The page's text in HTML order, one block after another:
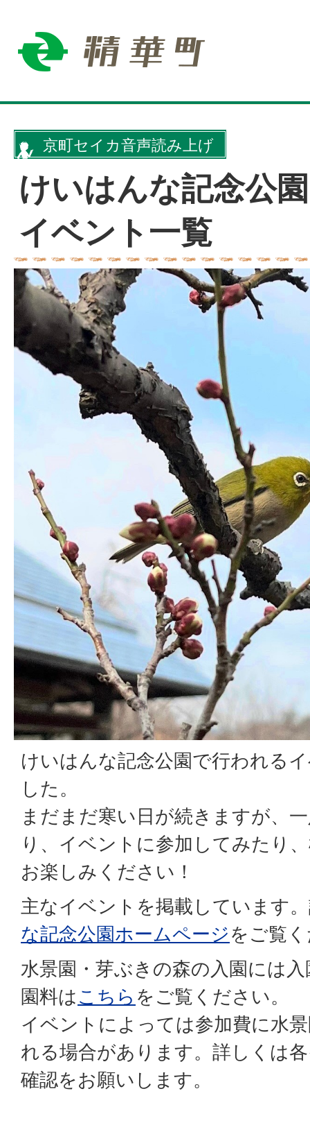
京町セイカ音声読み上げ
けいはんな記念公
イベント一覧
けいはんな記念公園で行われる
した。
まだまだ寒い日が続きますが、
り、イベントに参加してみたり
お楽しみください！
主なイベントを掲載しています
な記念公園ホームページをご覧
水景園・芽ぶきの森の入園には
園料はこちら をご覧ください。
イベントによっては参加費に水
れる場合があります。詳しくは
確認をお願いします。